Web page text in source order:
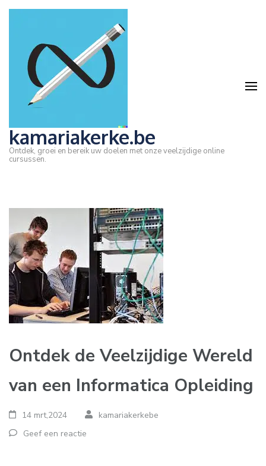
Ga
Enter)
kamariakerke.be
Ontdek, groei en bereik uw doelen met onze veelzijdige online
cursussen.
Ontdek de Veelzijdige Wereld
van een Informatica Opleiding
14 mrt,2024
kamariakerkebe
Geef een reactie